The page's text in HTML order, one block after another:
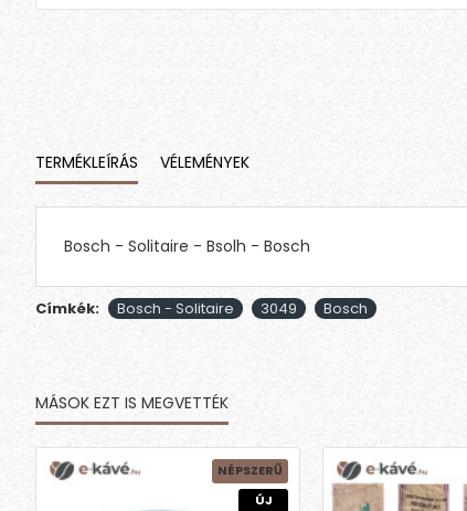
TERMÉKLEÍRÁS VÉLEMÉNYEK
Bosch - Solitaire - Bsolh - Bosch
Címkék: Bosch - Solitaire 3049 Bosch
MÁSOK EZT IS MEGVETTÉK
NÉPSZERŰ
ÚJ